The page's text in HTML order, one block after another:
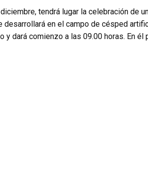
tendrá lugar la celebración de
desarrollará en el campo de césped
y dará comienzo a las 09.00 horas. En